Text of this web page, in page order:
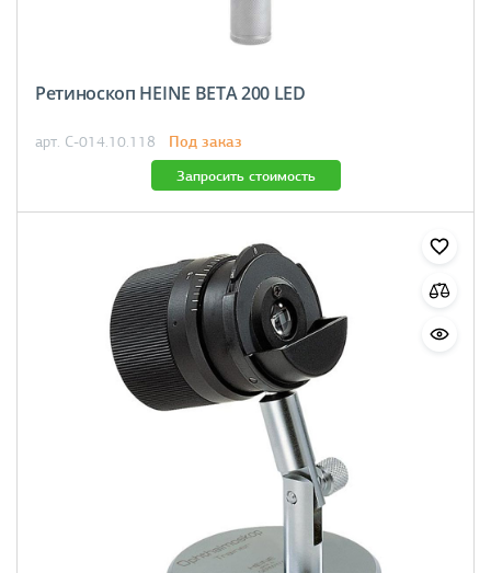
Ретиноскоп HEINE BETA 200 LED
арт. C-014.10.118 Под заказ
Запросить стоимость